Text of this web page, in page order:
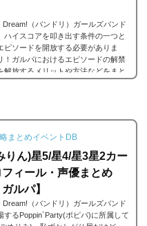
Dream!（バンドリ）ガールズバンド
ハイスコアを叩き出す条件の一つと
ピソードを開放する必要がありま
！ガルパにおけるエピソードの解禁
解放するメリットや方法などをまと
キャラクターの詳細にあり、解放す
まとめイベントDB
りん)星5/星4/星3星2カー
フィール・声優まとめ
ルパ】
Dream!（バンドリ）ガールズバンド
するPoppin`Party(ポピパ)に所属して